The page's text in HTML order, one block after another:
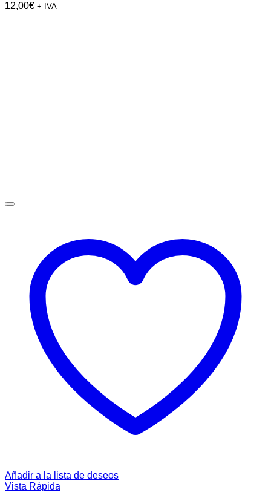
12,00€ + IVA
Añadir a la lista de deseos
Vista Rápida